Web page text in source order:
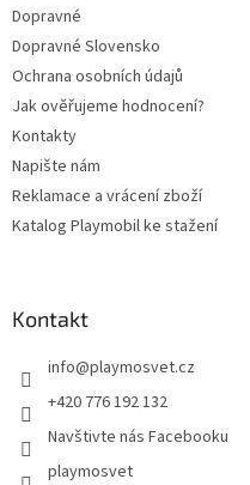
Dopravné
Dopravné Slovensko
Ochrana osobních údajů
Jak ověřujeme hodnocení?
Kontakty
Napište nám
Reklamace a vrácení zboží
Katalog Playmobil ke stažení
Kontakt
info@playmosvet.cz
+420 776 192 132
Navštivte nás Facebooku
playmosvet